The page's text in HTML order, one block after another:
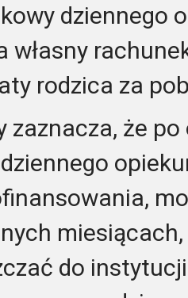
dziennego
własny
rodzica za
zaznacza, że
do